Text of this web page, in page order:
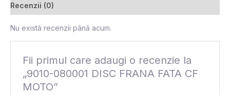
Recenzii (0)
Nu există recenzii până acum.
Fii primul care adaugi o recenzie la
„9010-080001 DISC FRANA FATA CF
MOTO”